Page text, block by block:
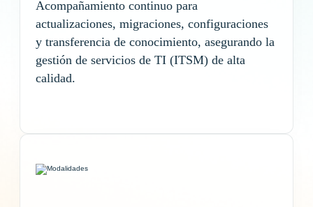
Acompañamiento continuo para
actualizaciones, migraciones, configuraciones
y transferencia de conocimiento, asegurando la
gestión de servicios de TI (ITSM) de alta
calidad.